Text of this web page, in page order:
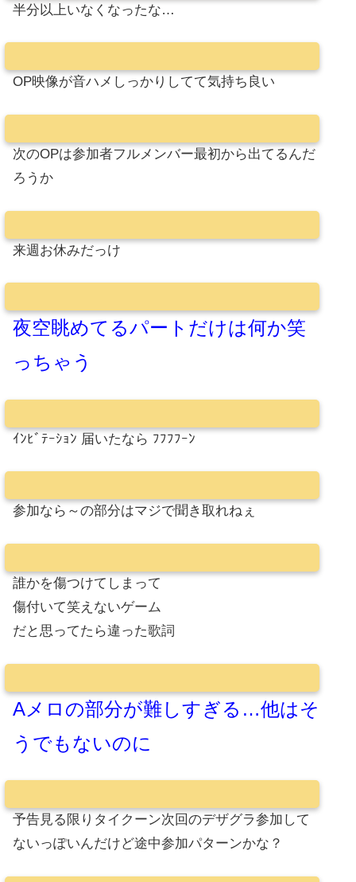
半分以上いなくなったな…
OP映像が音ハメしっかりしてて気持ち良い
次のOPは参加者フルメンバー最初から出てるんだ
ろうか
来週お休みだっけ
夜空眺めてるパートだけは何か笑
っちゃう
ｲﾝﾋﾞﾃｰｼｮﾝ 届いたなら ﾌﾌﾌﾌｰﾝ
参加なら～の部分はマジで聞き取れねぇ
誰かを傷つけてしまって
傷付いて笑えないゲーム
だと思ってたら違った歌詞
Aメロの部分が難しすぎる…他はそ
うでもないのに
予告見る限りタイクーン次回のデザグラ参加して
ないっぽいんだけど途中参加パターンかな？